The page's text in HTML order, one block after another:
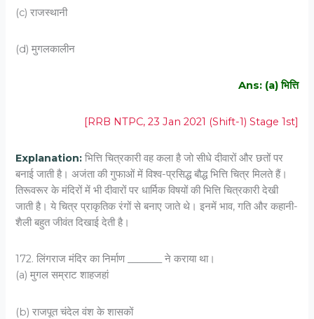
(c) राजस्थानी
(d) मुगलकालीन
Ans: (a) भित्ति
[RRB NTPC, 23 Jan 2021 (Shift-1) Stage 1st]
Explanation: भित्ति चित्रकारी वह कला है जो सीधे दीवारों और छतों पर
बनाई जाती है। अजंता की गुफाओं में विश्व-प्रसिद्ध बौद्ध भित्ति चित्र मिलते हैं।
तिरूवरूर के मंदिरों में भी दीवारों पर धार्मिक विषयों की भित्ति चित्रकारी देखी
जाती है। ये चित्र प्राकृतिक रंगों से बनाए जाते थे। इनमें भाव, गति और कहानी-
शैली बहुत जीवंत दिखाई देती है।
172. लिंगराज मंदिर का निर्माण _______ ने कराया था।
(a) मुगल सम्राट शाहजहां
(b) राजपूत चंदेल वंश के शासकों